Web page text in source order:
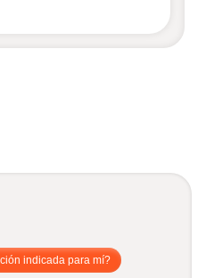
indicada para mí?